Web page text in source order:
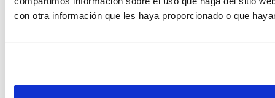
con otra información que les haya proporcionado o que